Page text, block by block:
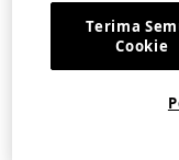
©FAST RETAILING CO.,
Terima
Cookie